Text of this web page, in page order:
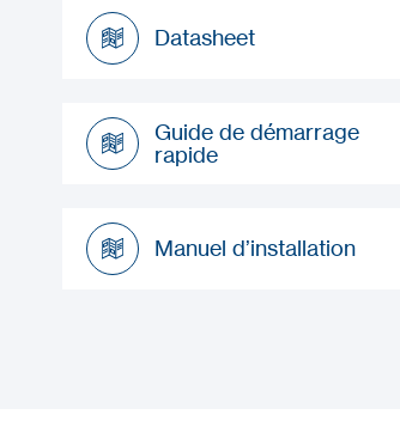
Datasheet
Datasheet
Guide de démarrage
rapide
rapide
Manuel d’installation